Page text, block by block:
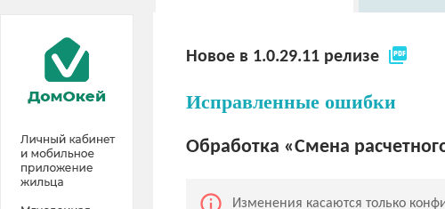
Новое в 1.0.29.11 релизе picture_as_pdf
Исправленные ошибки
Обработка «Смена
info_outline Изменения касаются только